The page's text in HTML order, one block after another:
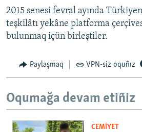
2015 senesi fevral ayında
teşkilâtı yekâne platforma
bulunmaq içün birleştiler.
Paylaşmaq VPN-siz oquñız
Oqumağa devam etiñiz
CEMİYET